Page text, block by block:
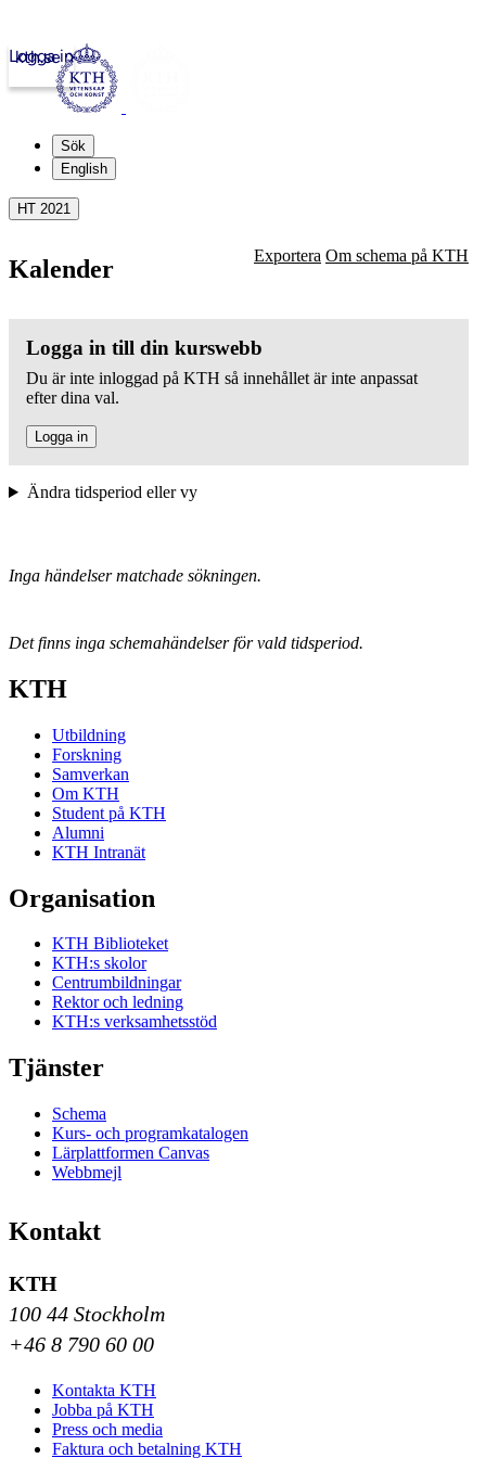
kth.se
Logga in
Sök
English
HT 2021
Kalender Exportera Om schema på KTH
Logga in till din kurswebb
Du är inte inloggad på KTH så innehållet är inte anpassat
efter dina val.
Logga in
Ändra tidsperiod eller vy
Inga händelser matchade sökningen.
Det finns inga schemahändelser för vald tidsperiod.
KTH
Utbildning
Forskning
Samverkan
Om KTH
Student på KTH
Alumni
KTH Intranät
Organisation
KTH Biblioteket
KTH:s skolor
Centrumbildningar
Rektor och ledning
KTH:s verksamhetsstöd
Tjänster
Schema
Kurs- och programkatalogen
Lärplattformen Canvas
Webbmejl
Kontakt
KTH
100 44 Stockholm
+46 8 790 60 00
Kontakta KTH
Jobba på KTH
Press och media
Faktura och betalning KTH